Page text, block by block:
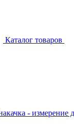
Каталог товаров
- измерение